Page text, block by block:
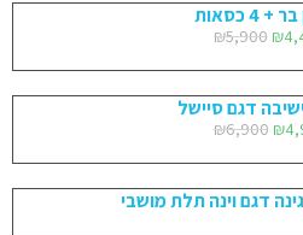
4 כסאות
₪5,900 ₪
דגם סיישל
₪6,900 ₪
דגם וינה תלת מושבי